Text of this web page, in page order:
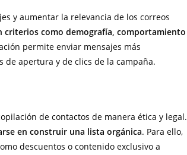
y aumentar la relevancia de los correos
criterios como demografía, comportamiento
permite enviar mensajes más
apertura y de clics de la campaña.
de contactos de manera ética y legal.
en construir una lista orgánica. Para ello,
descuentos o contenido exclusivo a